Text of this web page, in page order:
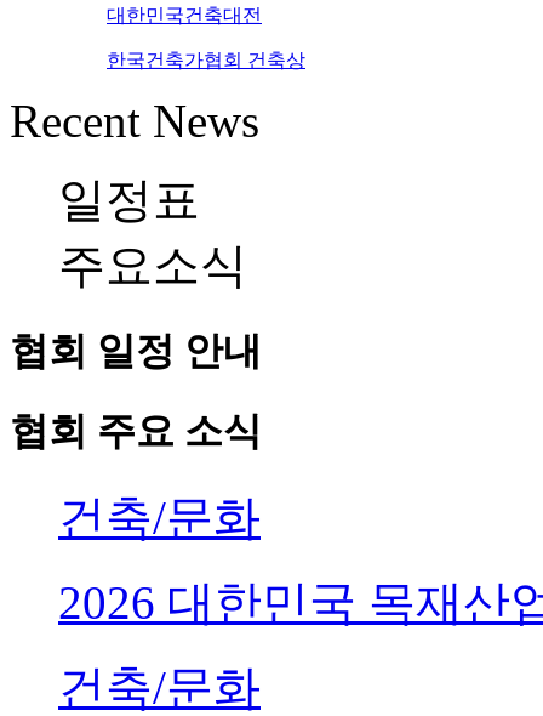
대한민국건축대전
한국건축가협회 건축상
Recent News
일정표
주요소식
협회 일정 안내
협회 주요 소식
건축/문화
2026 대한민국 목재산
건축/문화